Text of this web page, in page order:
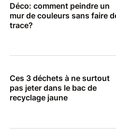
Déco: comment peindre un
mur de couleurs sans faire
trace?
Ces 3 déchets à ne surtout
pas jeter dans le bac de
recyclage jaune